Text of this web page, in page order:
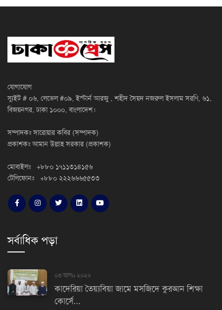
যোগাযোগ
স্যুইট # ০৬, লেভেল #০৯, ইস্টার্ন আরজু , শহীদ সৈয়দ নজরুল ইসলাম সরণি, ৬১,
বিজয়নগর, ঢাকা ১০০০, বাংলাদেশ।
সম্পাদকঃ সারোয়ার কবির (সম্পাদক)
প্রকাশকঃ আমান উল্লাহ সরকার (প্রকাশক)
মোবাইলঃ +৮৮০ ১৭১১৩১৪১৫৬
টেলিফোনঃ +৮৮০ ২২২৬৬৬৫৫৩৩
সর্বাধিক পড়া
০৩ আগu ২০২৬
কাদেরিয়া তৈয়্যবিয়া জামে মসজিদে কুরআন শিক্ষা
কোর্সে...